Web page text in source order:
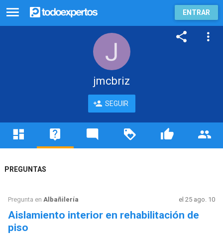
ENTRAR
jmcbriz
SEGUIR
PREGUNTAS
Pregunta en Albañilería el 25 ago. 10
Aislamiento interior en rehabilitación de
piso